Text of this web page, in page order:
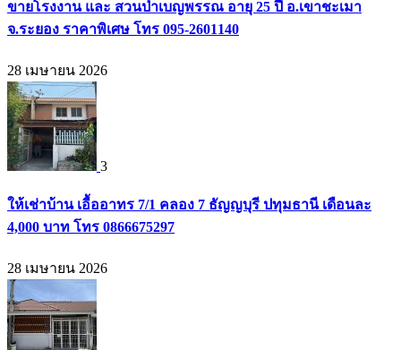
ขายโรงงาน และ สวนป่าเบญพรรณ อายุ 25 ปี อ.เขาชะเมา
จ.ระยอง ราคาพิเศษ โทร 095-2601140
28 เมษายน 2026
3
ให้เช่าบ้าน เอื้ออาทร 7/1 คลอง 7 ธัญญบุรี ปทุมธานี เดือนละ
4,000 บาท โทร 0866675297
28 เมษายน 2026